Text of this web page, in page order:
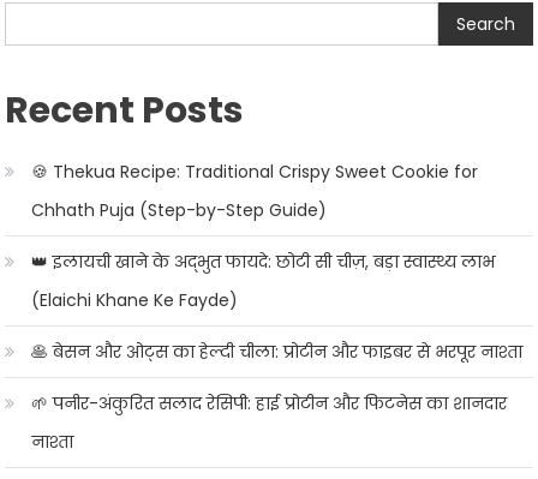
Search
Recent Posts
🍪 Thekua Recipe: Traditional Crispy Sweet Cookie for
Chhath Puja (Step-by-Step Guide)
👑 इलायची खाने के अद्भुत फायदे: छोटी सी चीज़, बड़ा स्वास्थ्य लाभ
(Elaichi Khane Ke Fayde)
🥞 बेसन और ओट्स का हेल्दी चीला: प्रोटीन और फाइबर से भरपूर नाश्ता
🌱 पनीर-अंकुरित सलाद रेसिपी: हाई प्रोटीन और फिटनेस का शानदार
नाश्ता